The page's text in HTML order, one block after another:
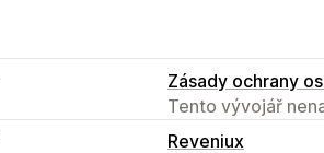
Zásady ochrany
Tento vývojář
Reveniux